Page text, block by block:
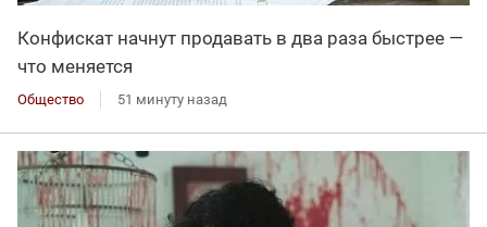
Конфискат начнут продавать в два раза быстрее —
что меняется
Общество 51 минуту назад